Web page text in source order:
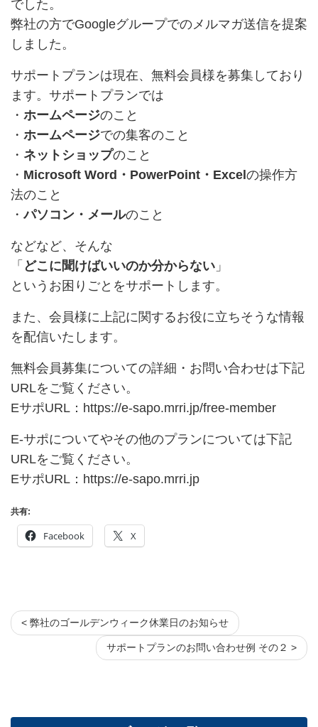
でした。
弊社の方でGoogleグループでのメルマガ送信を提案
しました。
サポートプランは現在、無料会員様を募集しており
ます。サポートプランでは
・ ホームページのこと
・ ホームページでの集客のこと
・ ネットショップのこと
・ Microsoft Word・PowerPoint・Excel の操作方
法のこと
・パソコン・メールのこと
などなど、そんな
「 どこに聞けばいいのか分からない 」
というお困りごとをサポートします。
また、会員様に上記に関するお役に立ちそうな情報
を配信いたします。
無料会員募集についての詳細・お問い合わせは下記
URLをご覧ください。
EサポURL： https://e-sapo.mrri.jp/free-member
E-サポについてやその他のプランについては下記
URLをご覧ください。
EサポURL： https://e-sapo.mrri.jp
共有:
Facebook X
< 弊社のゴールデンウィーク休業日のお知らせ
サポートプランのお問い合わせ例 その２ >